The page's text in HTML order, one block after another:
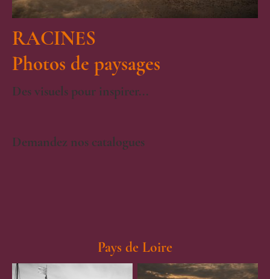
RACINES
Photos de paysages
Des visuels pour inspirer...
Demandez nos catalogues
Pays de Loire